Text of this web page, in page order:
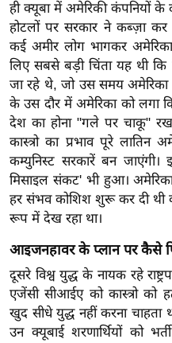
यं
ग
इं
डि
या
सा
हि
त्य
ज
ग
त
ऑ
टो
व
र्ल्ड
न्यू
ही क्यूबा में अमेरिकी कंपनियों
होटलों पर सरकार ने कब्ज़ा कर
कई अमीर लोग भागकर
लिए सबसे बड़ी चिंता यह थी
जा रहे थे, जो उस समय अमेरिका
के उस दौर में अमेरिका को लगा
देश का होना "गले पर चाकू"
कास्त्रो का प्रभाव पूरे
कम्युनिस्ट सरकारें बन
मिसाइल संकट' भी हुआ। अमेरिका
हर संभव कोशिश शुरू कर दी थी
रूप में देख रहा था।
आइजनहावर के प्लान पर कैसे
दूसरे विश्व युद्ध के नायक रहे
एजेंसी सीआईए को कास्त्रो को
खुद सीधे युद्ध नहीं करना चाहता
उन क्यूबाई शरणार्थियों को